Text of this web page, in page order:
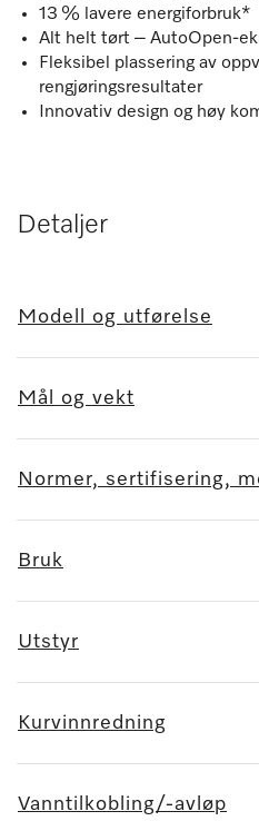
13 % lavere energiforbruk*
Alt helt tørt – AutoOpen-
Fleksibel plassering av
rengjøringsresultater
Innovativ design og høy
Detaljer
Modell og utførelse
Mål og vekt
Normer, sertifisering,
Bruk
Utstyr
Kurvinnredning
Vanntilkobling/-avløp